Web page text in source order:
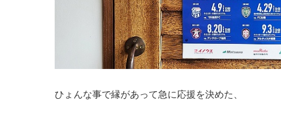
ひょんな事で縁があって急に応援を決めた、